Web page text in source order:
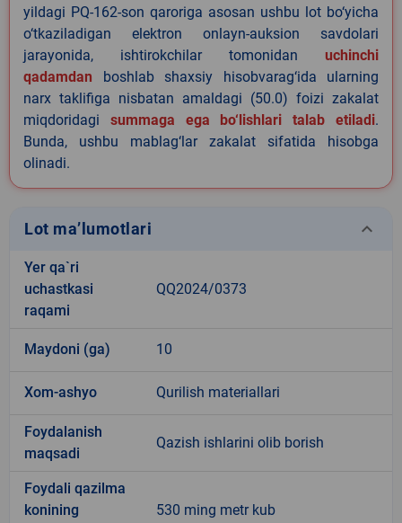
yildagi PQ-162-son qaroriga asosan ushbu lot bo‘yicha
o‘tkaziladigan elektron onlayn-auksion savdolari
jarayonida, ishtirokchilar tomonidan uchinchi
qadamdan boshlab shaxsiy hisobvarag‘ida ularning
narx taklifiga nisbatan amaldagi (50.0) foizi zakalat
miqdoridagi summaga ega bo‘lishlari talab etiladi.
Bunda, ushbu mablag‘lar zakalat sifatida hisobga
olinadi.
Lot ma’lumotlari keyboard_arrow_down
Yer qa`ri
uchastkasi
raqami
QQ2024/0373
Maydoni (ga) 10
Xom-ashyo Qurilish materiallari
Foydalanish
maqsadi
Qazish ishlarini olib borish
Foydali qazilma
konining
530 ming metr kub